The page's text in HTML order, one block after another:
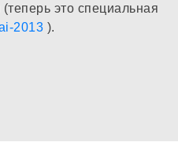
это специальная
2013 ).